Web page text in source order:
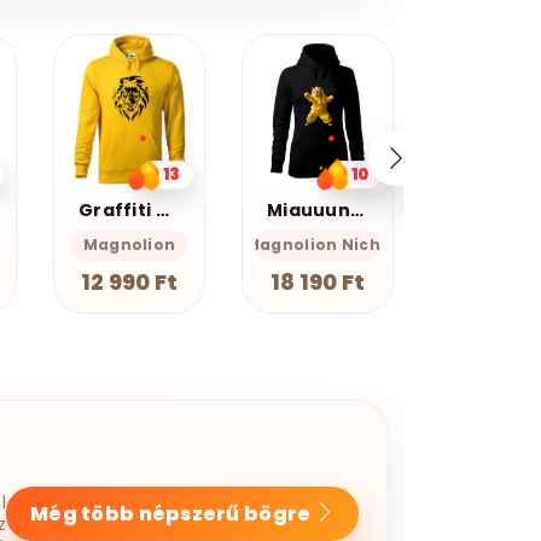
10
Miauuunkácsy a ninja
Magnolion Niche
18 190 Ft
26
Never walk alone
Magnolion Niche
18 190 Ft
Még több népszerű bögre